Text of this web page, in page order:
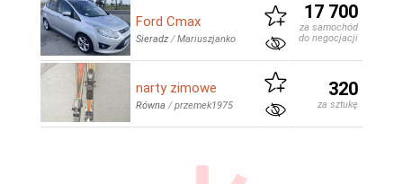
Ford Cmax
Sieradz /Mariuszjanko
17 700
za samochód
do negocjacji
narty zimowe
Równa /przemek1975
320
za sztukę